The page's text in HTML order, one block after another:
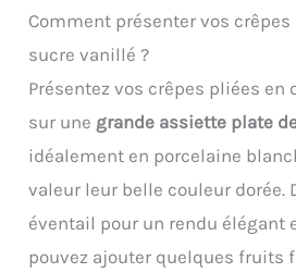
facile au
empêche
en
sous
passe
lave-
faisant
temps
Comment présenter vos crêpes
sucre vanillé ?
Présentez vos crêpes pliées en
sur une grande assiette plate
idéalement en porcelaine
valeur leur belle couleur dorée.
éventail pour un rendu élégant
pouvez ajouter quelques fruits